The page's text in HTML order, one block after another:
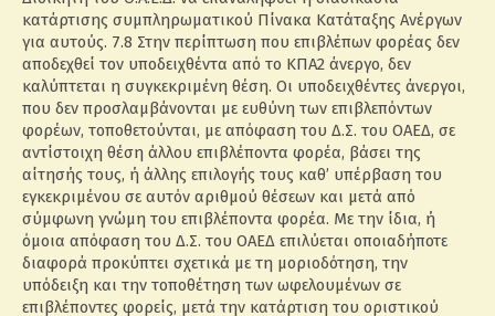
κατάρτισης συμπληρωματικού Πίνακα Κατάταξης Ανέργων
για αυτούς. 7.8 Στην περίπτωση που επιβλέπων φορέας δεν
αποδεχθεί τον υποδειχθέντα από το ΚΠΑ2 άνεργο, δεν
καλύπτεται η συγκεκριμένη θέση. Οι υποδειχθέντες άνεργοι,
που δεν προσλαμβάνονται με ευθύνη των επιβλεπόντων
φορέων, τοποθετούνται, με απόφαση του Δ.Σ. του ΟΑΕΔ, σε
αντίστοιχη θέση άλλου επιβλέποντα φορέα, βάσει της
αίτησής τους, ή άλλης επιλογής τους καθ’ υπέρβαση του
εγκεκριμένου σε αυτόν αριθμού θέσεων και μετά από
σύμφωνη γνώμη του επιβλέποντα φορέα. Με την ίδια, ή
όμοια απόφαση του Δ.Σ. του ΟΑΕΔ επιλύεται οποιαδήποτε
διαφορά προκύπτει σχετικά με τη μοριοδότηση, την
υπόδειξη και την τοποθέτηση των ωφελουμένων σε
επιβλέποντες φορείς, μετά την κατάρτιση του οριστικού